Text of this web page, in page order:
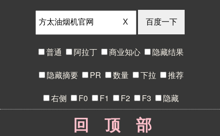
X
普通 阿拉丁 商业知心 隐藏结果
隐藏摘要 PR 数量 下拉 推荐
右侧 F0 F1 F2 F3 隐藏
回顶部